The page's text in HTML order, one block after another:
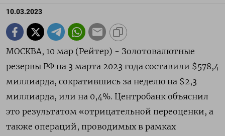
10.03.2023
МОСКВА, 10 мар (Рейтер) - Золотовалютные
резервы РФ на 3 марта 2023 года составили $578,4
миллиарда, сократившись за неделю на $2,3
миллиарда, или на 0,4%. Центробанк объяснил
это результатом «отрицательной переоценки, а
также операций, проводимых в рамках